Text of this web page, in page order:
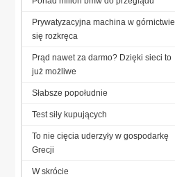
Prywatyzacyjna machina w górnictwie
się rozkręca
Prąd nawet za darmo? Dzięki sieci to
już możliwe
Słabsze popołudnie
Test siły kupujących
To nie cięcia uderzyły w gospodarkę
Grecji
W skrócie